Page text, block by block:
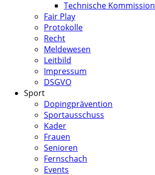
Technische Kommission
Fair Play
Protokolle
Recht
Meldewesen
Leitbild
Impressum
DSGVO
Sport
Dopingprävention
Sportausschuss
Kader
Frauen
Senioren
Fernschach
Events